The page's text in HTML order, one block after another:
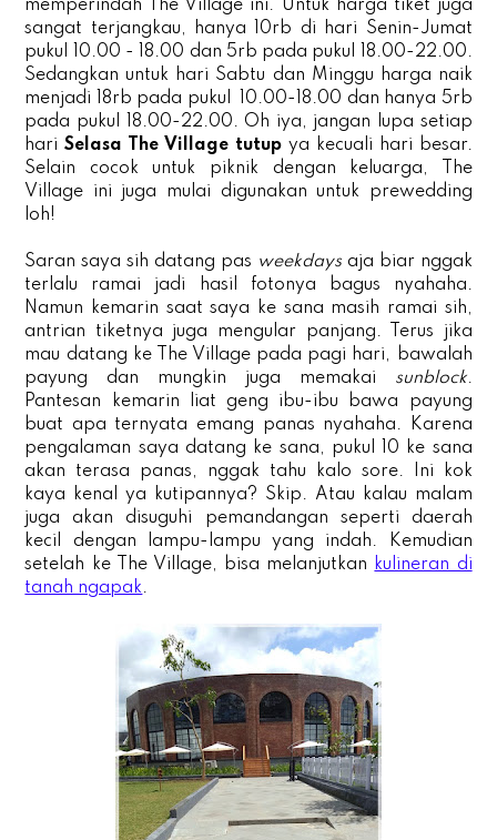
memperindah The Village ini. Untuk harga tiket juga
sangat terjangkau, hanya 10rb di hari Senin-Jumat
pukul 10.00 - 18.00 dan 5rb pada pukul 18.00-22.00.
Sedangkan untuk hari Sabtu dan Minggu harga naik
menjadi 18rb pada pukul 10.00-18.00 dan hanya 5rb
pada pukul 18.00-22.00. Oh iya, jangan lupa setiap
hariSelasa The Village tutup ya kecuali hari besar.
Selain cocok untuk piknik dengan keluarga, The
Village ini juga mulai digunakan untuk prewedding
loh!
Saran saya sih datang pas weekdaysaja biar nggak
terlalu ramai jadi hasil fotonya bagus nyahaha.
Namun kemarin saat saya ke sana masih ramai sih,
antrian tiketnya juga mengular panjang. Terus jika
mau datang ke The Village pada pagi hari, bawalah
payung dan mungkin juga memakai sunblock.
Pantesan kemarin liat geng ibu-ibu bawa payung
buat apa ternyata emang panas nyahaha. Karena
pengalaman saya datang ke sana, pukul 10 ke sana
akan terasa panas, nggak tahu kalo sore. Ini kok
kaya kenal ya kutipannya? Skip. Atau kalau malam
juga akan disuguhi pemandangan seperti daerah
kecil dengan lampu-lampu yang indah. Kemudian
setelah ke The Village, bisa melanjutkan
kulineran di
tanah ngapak.